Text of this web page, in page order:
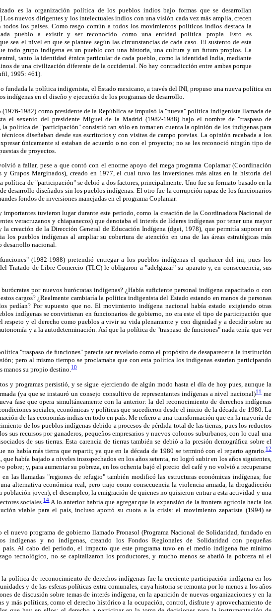
es la organización política de los pueblos indios bajo formas que se desarrollan
Los nuevos dirigentes y los intelectuales indios con una visión cada vez más amplia, crecen
los países. Como rasgo común a todos los movimientos políticos indios destaca la
pueblo a existir y ser reconocido como una entidad política propia. Esto es
sea el nivel en que se plantee según las circunstancias de cada caso. El sustento de esta
todo grupo indígena es un pueblo con una historia, una cultura y un futuro propios. La
tanto la identidad étnica particular de cada pueblo, como la identidad India, mediante
de una civilización diferente de la occidental. No hay contradicción entre ambas porque
1995: 461).
fundada la política indigenista, el Estado mexicano, a través del INI, propuso una nueva política en
indígenas en el diseño y ejecución de los programas de desarrollo.
(1976-1982) como presidente de la República se impulsó la "nueva" política indigenista llamada de
el sexenio del presidente Miguel de la Madrid (1982-1988) bajo el nombre de "traspaso de
la política de "participación" consistió tan sólo en tomar en cuenta la opinión de los indígenas para
diseñaban desde sus escritorios y con visitas de campo previas. La opinión recabada a los
únicamente si estaban de acuerdo o no con el proyecto; no se les reconoció ningún tipo de
de proyectos.
a fallar, pese a que contó con el enorme apoyo del mega programa Coplamar (Coordinación
y Grupos Marginados), creado en 1977, el cual tuvo las inversiones más altas en la historia del
política de "participación" se debió a dos factores, principalmente. Uno fue su formato basado en la
desarrollo diseñados sin los pueblos indígenas. El otro fue la corrupción rapaz de los funcionarios
fondos de inversiones manejadas en el programa Coplamar.
importantes tuvieron lugar durante este periodo, como la creación de la Coordinadora Nacional de
veracruzanos y chiapanecos) que denotaba el interés de líderes indígenas por tener una mayor
creación de la Dirección General de Educación Indígena (dgei, 1978), que permitía suponer un
los pueblos indígenas al ampliar su cobertura de atención en una de las áreas estratégicas más
desarrollo nacional.
(1982-1988) pretendió entregar a los pueblos indígenas el quehacer del ini, pues los
Tratado de Libre Comercio (TLC) le obligaron a "adelgazar" su aparato y, en consecuencia, sus
por nuevos burócratas indígenas? ¿Había suficiente personal indígena capacitado o con
cargos? ¿Realmente cambiaría la política indigenista del Estado estando en manos de personas
pedían? Por supuesto que no. El movimiento indígena nacional había estado exigiendo otras
indígenas se convirtieran en funcionarios de gobierno, no era este el tipo de participación que
respeto y el derecho como pueblos a vivir su vida plenamente y con dignidad y a decidir sobre su
y a la autodeterminación. Así que la política de "traspaso de funciones" nada tenía que ver
"traspaso de funciones" parecía ser revelado como el propósito de desaparecer a la institución
pero al mismo tiempo se proclamaba que con esta política los indígenas estarían participando
manos su propio destino.10
y programas persistió, y se sigue ejerciendo de algún modo hasta el día de hoy pues, aunque la
(ya que se instauró un consejo consultivo de representantes indígenas a nivel nacional)11me
fase que opera simultáneamente con la anterior: la del reconocimiento de derechos indígenas
sociales, económicas y políticas que sucedieron desde el inicio de la década de 1980. La
de las economías indias en todo en país. Me refiero a una transformación que en la mayoría de
de los pueblos indígenas debido a procesos de pérdida total de las tierras, pues los reductos
sus recursos por ganaderos, pequeños empresarios y nuevos colonos suburbanos, con lo cual una
de sus tierras. Esta carencia de tierras también se debió a la presión demográfica sobre el
no había más tierra que repartir, ya que en la década de 1980 se terminó con el reparto agrario.12
había bajado a niveles insospechados en los años setenta, no logró subir en los años siguientes,
pobre; y, para aumentar su pobreza, en los ochenta bajó el precio del café y no volvió a recuperarse
las llamadas "regiones de refugio" también modificó las estructuras económicas indígenas; fue
alternativa económica real, pero trajo como consecuencia la violencia armada, la drogadicción
población joven), el desempleo, la emigración de quienes no quisieron entrar a esta actividad y una
sociales.14A lo anterior habría que agregar que la expansión de la frontera agrícola hacia los
viable para el país, incluso aportó su cuota a la crisis: el movimiento zapatista (1994) se
nuevo programa de gobierno llamado Pronasol (Programa Nacional de Solidaridad, fundado en
indígenas y no indígenas, creando los Fondos Regionales de Solidaridad con pequeñas
país. Al cabo del periodo, el impacto que este programa tuvo en el medio indígena fue mínimo
tecnológico, no se capitalizaron los productores, y mucho menos se abatió la pobreza ni el
política de reconocimiento de derechos indígenas fue la creciente participación indígena en los
y de las esferas políticas extra comunales, cuya historia se remonta por lo menos a los años
de discusión sobre temas de interés indígena, en la aparición de nuevas organizaciones y en la
y más políticas, como el derecho histórico a la ocupación, control, disfrute y aprovechamiento de